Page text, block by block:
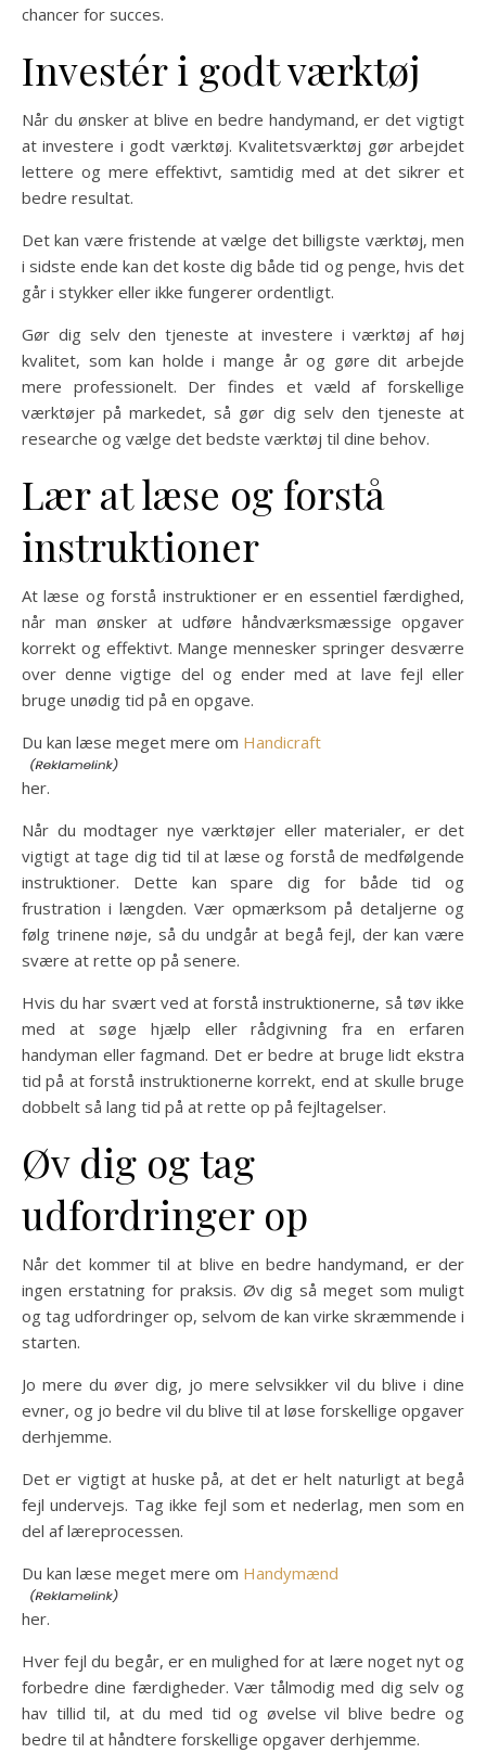
chancer for succes.
Investér i godt værktøj
Når du ønsker at blive en bedre handymand, er det vigtigt
at investere i godt værktøj. Kvalitetsværktøj gør arbejdet
lettere og mere effektivt, samtidig med at det sikrer et
bedre resultat.
Det kan være fristende at vælge det billigste værktøj, men
i sidste ende kan det koste dig både tid og penge, hvis det
går i stykker eller ikke fungerer ordentligt.
Gør dig selv den tjeneste at investere i værktøj af høj
kvalitet, som kan holde i mange år og gøre dit arbejde
mere professionelt. Der findes et væld af forskellige
værktøjer på markedet, så gør dig selv den tjeneste at
researche og vælge det bedste værktøj til dine behov.
Lær at læse og forstå
instruktioner
At læse og forstå instruktioner er en essentiel færdighed,
når man ønsker at udføre håndværksmæssige opgaver
korrekt og effektivt. Mange mennesker springer desværre
over denne vigtige del og ender med at lave fejl eller
bruge unødig tid på en opgave.
Du kan læse meget mere om Handicraft
her.
Når du modtager nye værktøjer eller materialer, er det
vigtigt at tage dig tid til at læse og forstå de medfølgende
instruktioner. Dette kan spare dig for både tid og
frustration i længden. Vær opmærksom på detaljerne og
følg trinene nøje, så du undgår at begå fejl, der kan være
svære at rette op på senere.
Hvis du har svært ved at forstå instruktionerne, så tøv ikke
med at søge hjælp eller rådgivning fra en erfaren
handyman eller fagmand. Det er bedre at bruge lidt ekstra
tid på at forstå instruktionerne korrekt, end at skulle bruge
dobbelt så lang tid på at rette op på fejltagelser.
Øv dig og tag
udfordringer op
Når det kommer til at blive en bedre handymand, er der
ingen erstatning for praksis. Øv dig så meget som muligt
og tag udfordringer op, selvom de kan virke skræmmende i
starten.
Jo mere du øver dig, jo mere selvsikker vil du blive i dine
evner, og jo bedre vil du blive til at løse forskellige opgaver
derhjemme.
Det er vigtigt at huske på, at det er helt naturligt at begå
fejl undervejs. Tag ikke fejl som et nederlag, men som en
del af læreprocessen.
Du kan læse meget mere om Handymænd
her.
Hver fejl du begår, er en mulighed for at lære noget nyt og
forbedre dine færdigheder. Vær tålmodig med dig selv og
hav tillid til, at du med tid og øvelse vil blive bedre og
bedre til at håndtere forskellige opgaver derhjemme.